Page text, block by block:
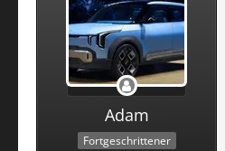
Adam
Fortgeschrittener